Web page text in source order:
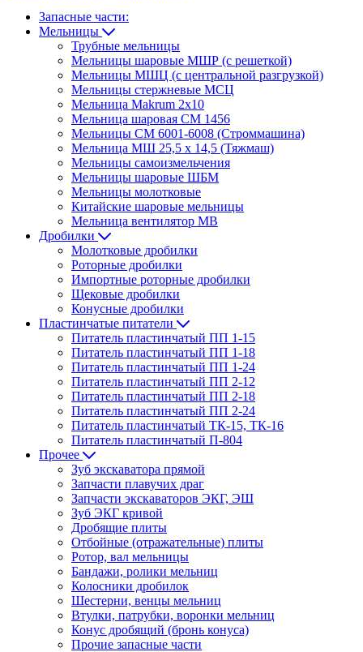
Запасные части:
Мельницы
Трубные мельницы
Мельницы шаровые МШР (с решеткой)
Мельницы МШЦ (с центральной разгрузкой)
Мельницы стержневые МСЦ
Мельница Makrum 2х10
Мельница шаровая СМ 1456
Мельницы СМ 6001-6008 (Строммашина)
Мельница МШ 25,5 х 14,5 (Тяжмаш)
Мельницы самоизмельчения
Мельницы шаровые ШБМ
Мельницы молотковые
Китайские шаровые мельницы
Мельница вентилятор МВ
Дробилки
Молотковые дробилки
Роторные дробилки
Импортные роторные дробилки
Щековые дробилки
Конусные дробилки
Пластинчатые питатели
Питатель пластинчатый ПП 1-15
Питатель пластинчатый ПП 1-18
Питатель пластинчатый ПП 1-24
Питатель пластинчатый ПП 2-12
Питатель пластинчатый ПП 2-18
Питатель пластинчатый ПП 2-24
Питатель пластинчатый ТК-15, ТК-16
Питатель пластинчатый П-804
Прочее
Зуб экскаватора прямой
Запчасти плавучих драг
Запчасти экскаваторов ЭКГ, ЭШ
Зуб ЭКГ кривой
Дробящие плиты
Отбойные (отражательные) плиты
Ротор, вал мельницы
Бандажи, ролики мельниц
Колосники дробилок
Шестерни, венцы мельниц
Втулки, патрубки, воронки мельниц
Конус дробящий (бронь конуса)
Прочие запасные части